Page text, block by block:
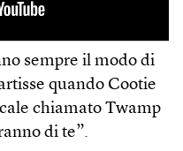
sempre il modo di
quando Cootie
chiamato Twamp
di te”.